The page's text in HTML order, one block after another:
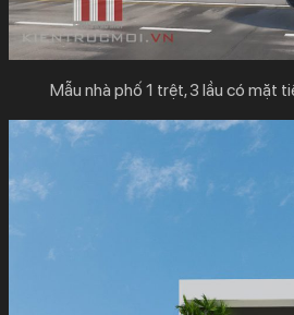
Mẫu nhà phố 1 trệt, 3 lầu có mặt